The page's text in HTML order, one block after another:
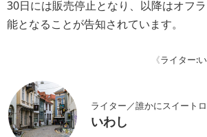
30日には販売停止となり、以降はオフ
能となることが告知されています。
《ライター:
ライター／誰かにスイート
いわし